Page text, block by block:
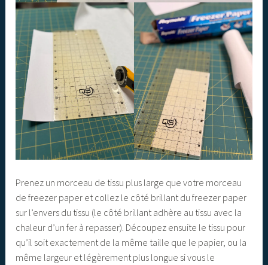
Prenez un morceau de tissu plus large que votre morceau
de freezer paper et collez le côté brillant du freezer paper
sur l’envers du tissu (le côté brillant adhère au tissu avec la
chaleur d’un fer à repasser). Découpez ensuite le tissu pour
qu’il soit exactement de la même taille que le papier, ou la
même largeur et légèrement plus longue si vous le